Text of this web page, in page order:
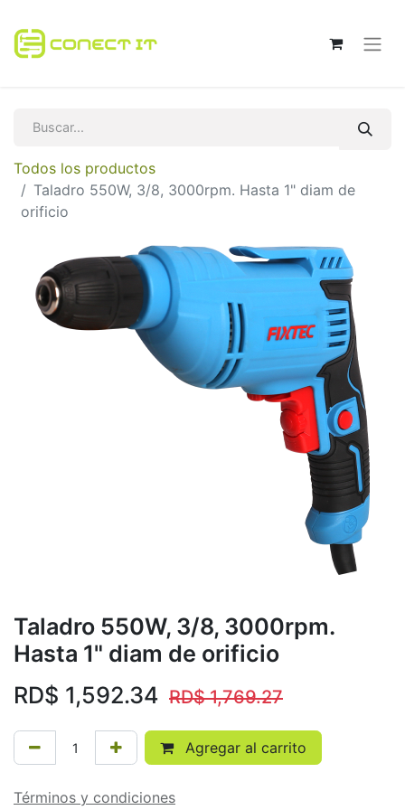
Todos los productos
Taladro 550W, 3/8, 3000rpm. Hasta 1" diam de
orificio
Taladro 550W, 3/8, 3000rpm.
Hasta 1" diam de orificio
RD$ 1,592.34 RD$1,769.27
Agregar al carrito
Términos y condiciones